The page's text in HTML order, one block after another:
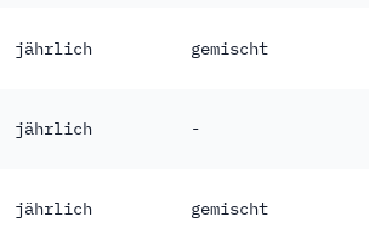
jährlich gemischt
jährlich -
jährlich gemischt